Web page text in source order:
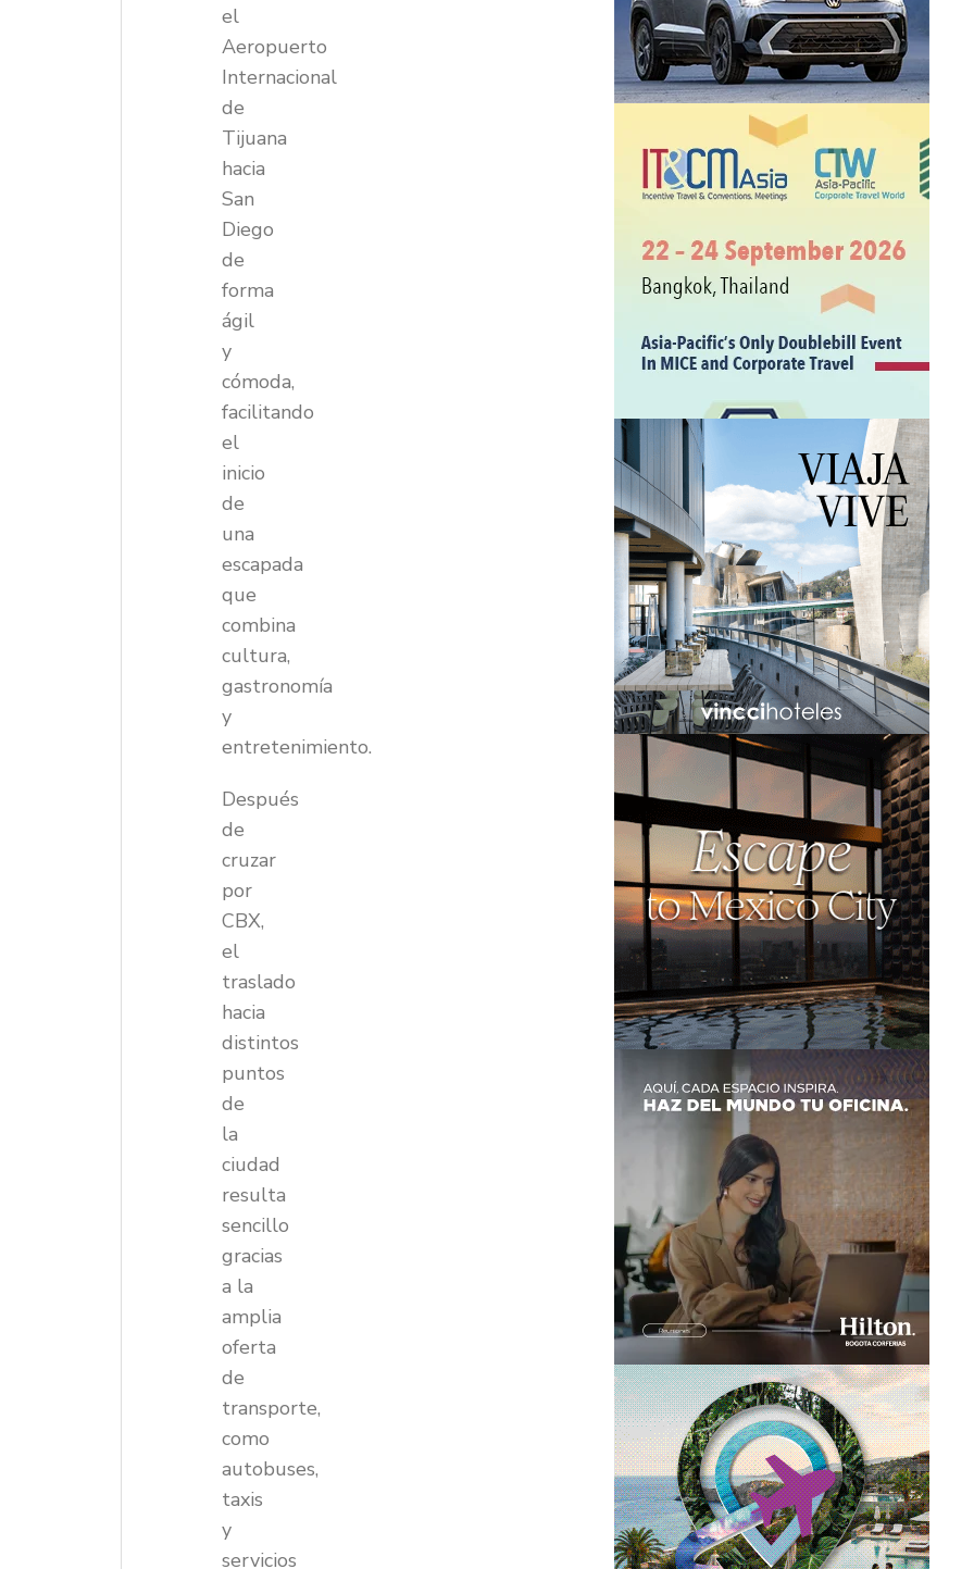
el
Aeropuerto
Internacional
de
Tijuana
hacia
San
Diego
de
forma
ágil
y
cómoda,
facilitando
el
inicio
de
una
escapada
que
combina
cultura,
gastronomía
y
entretenimiento.
Después
de
cruzar
por
CBX,
el
traslado
hacia
distintos
puntos
de
la
ciudad
resulta
sencillo
gracias
a la
amplia
oferta
de
transporte,
como
autobuses,
taxis
y
servicios